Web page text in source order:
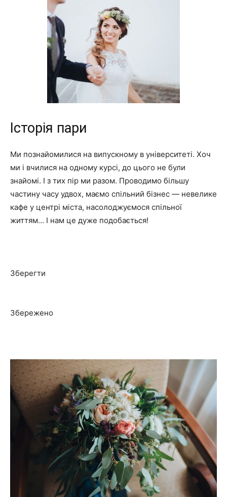
Історія пари
Ми познайомилися на випускному в університеті. Хоч
ми і вчилися на одному курсі, до цього не були
знайомі. І з тих пір ми разом. Проводимо більшу
частину часу удвох, маємо спільний бізнес — невелике
кафе у центрі міста, насолоджуємося спільної
життям… І нам це дуже подобається!
Зберегти
Збережено